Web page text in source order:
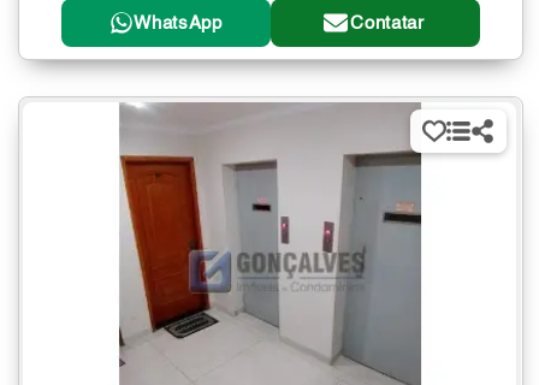
WhatsApp Contatar